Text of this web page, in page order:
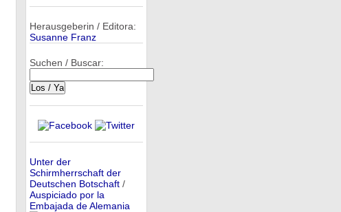
Herausgeberin / Editora:
Susanne Franz
Suchen / Buscar:
Unter der
Schirmherrschaft der
Deutschen Botschaft/
Auspiciado por la
Embajada de Alemania